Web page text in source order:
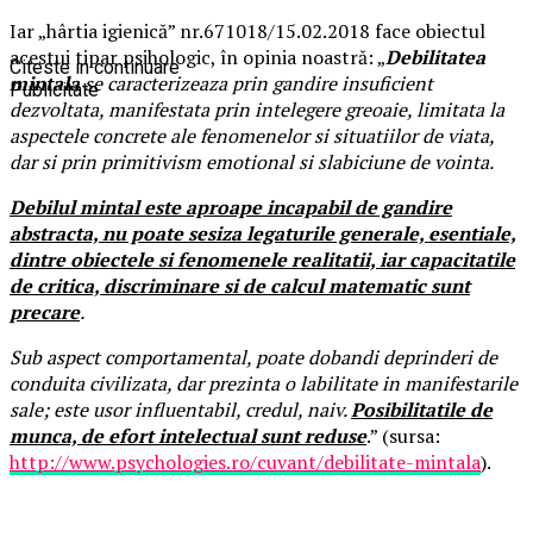
Iar „hârtia igienică” nr.671018/15.02.2018 face obiectul
acestui tipar psihologic, în opinia noastră: „Debilitatea
mintalase caracterizeaza prin gandire insuficient
dezvoltata, manifestata prin intelegere greoaie, limitata la
aspectele concrete ale fenomenelor si situatiilor de viata,
dar si prin primitivism emotional si slabiciune de vointa.
Debilul mintaleste aproape incapabil de gandire
abstracta, nu poate sesiza legaturile generale, esentiale,
dintre obiectele si fenomenele realitatii, iar capacitatile
de critica, discriminare si de calcul matematic sunt
precare.
Sub aspect comportamental, poate dobandi deprinderi de
conduita civilizata, dar prezinta o labilitate in manifestarile
sale; este usor influentabil, credul, naiv.Posibilitatile de
munca, de efort intelectual sunt reduse.” (sursa:
http://www.psychologies.ro/cuvant/debilitate-mintala).
Citeste in continuare
Publicitate